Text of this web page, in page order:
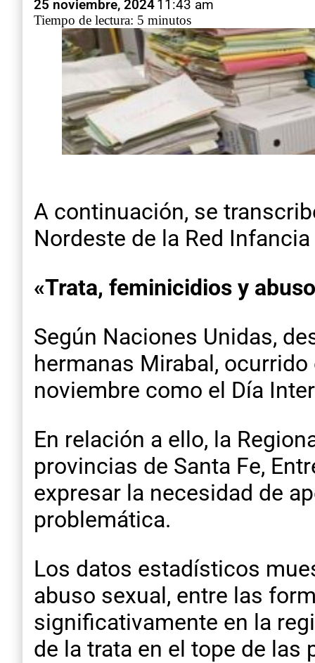
25 noviembre, 202411:43 am
Tiempo de lectura: 5 minutos
A continuación, se
Nordeste de la Red Infancia
«Trata, feminicidios y
Según Naciones Unidas,
hermanas Mirabal,
noviembre como el Día
En relación a ello, la
provincias de Santa Fe,
expresar la necesidad de
problemática.
Los datos estadísticos
abuso sexual, entre las
significativamente en la
de la trata en el tope de las